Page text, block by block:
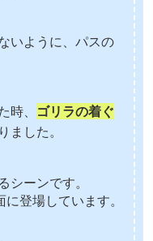
いように、パスの
時、 ゴリラの着ぐ
ました。
シーンです。
に登場しています。